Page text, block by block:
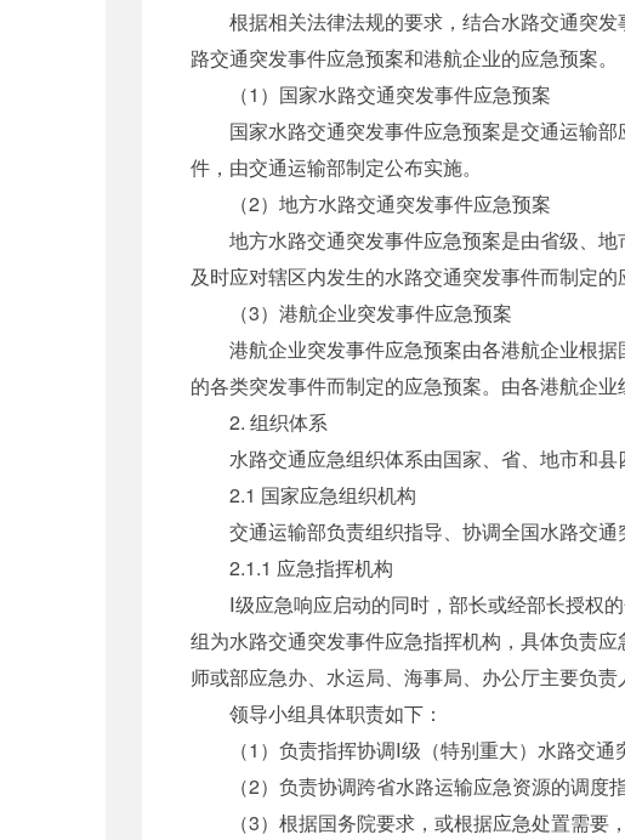
根据相关法律法规的要求，结合水路交通突发
路交通突发事件应急预案和港航企业的应急预案。
（1）国家水路交通突发事件应急预案
国家水路交通突发事件应急预案是交通运输部
件，由交通运输部制定公布实施。
（2）地方水路交通突发事件应急预案
地方水路交通突发事件应急预案是由省级、地
及时应对辖区内发生的水路交通突发事件而制定
（3）港航企业突发事件应急预案
港航企业突发事件应急预案由各港航企业根据
的各类突发事件而制定的应急预案。由各港航企
2. 组织体系
水路交通应急组织体系由国家、省、地市和县
2.1 国家应急组织机构
交通运输部负责组织指导、协调全国水路交通
2.1.1 应急指挥机构
Ⅰ级应急响应启动的同时，部长或经部长授权
组为水路交通突发事件应急指挥机构，具体负责
师或部应急办、水运局、海事局、办公厅主要负责
领导小组具体职责如下：
（1）负责指挥协调Ⅰ级（特别重大）水路交通
（2）负责协调跨省水路运输应急资源的调度指
（3）根据国务院要求，或根据应急处置需要